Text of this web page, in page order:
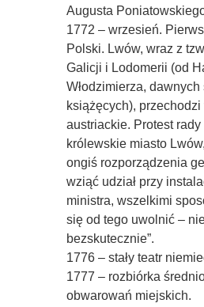
Augusta
1772 – wrzesień.
Polski. Lwów, wraz z
Galicji i Lodomerii (od
Włodzimierza, dawnych
książęcych), przechodzi
austriackie. Protest
królewskie miasto
ongiś rozporządzenia
wziąć udział przy
ministra, wszelkimi
się od tego uwolnić –
bezskutecznie”.
1776 – stały teatr
1777 – rozbiórka
obwarowań miejskich.